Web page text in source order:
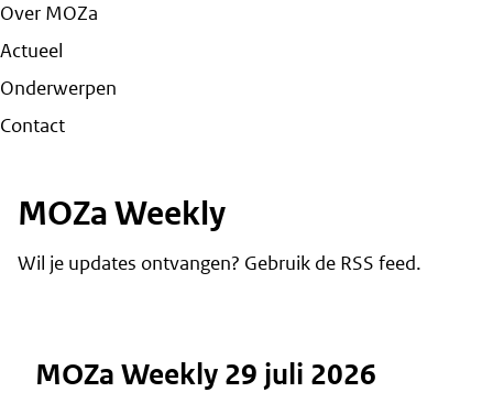
Over MOZa
Actueel
Onderwerpen
Contact
MOZa Weekly
Wil je updates ontvangen? Gebruik de RSS feed.
MOZa Weekly 29 juli 2026